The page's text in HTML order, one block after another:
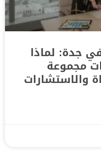
جدة: لماذا
مجموعة
والاستشارات